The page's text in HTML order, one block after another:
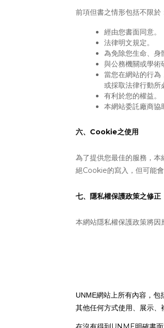
前項但書之情形包括不限於
經由您書面同意。
法律明文規定。
為免除您生命、身
與公務機關或學術
當您在網站的行為
或採取法律行動所
有利於您的權益。
本網站委託廠商協
六、 Cookie之使用
為了提供您最佳的服務，本
絕Cookie的寫入，但可能
七、隱私權保護政策之修正
本網站隱私權保護政策將因
UNME網站上所有內容，包
其他任何方式使用、展示、